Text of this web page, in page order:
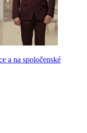
a na spoločenské